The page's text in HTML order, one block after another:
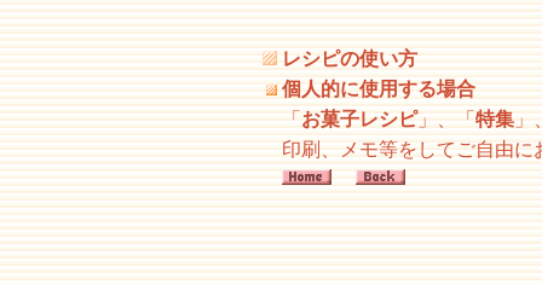
レシピの使い方
個人的に使用する場合
「お菓子レシピ」、「特集」
印刷、メモ等をしてご自由